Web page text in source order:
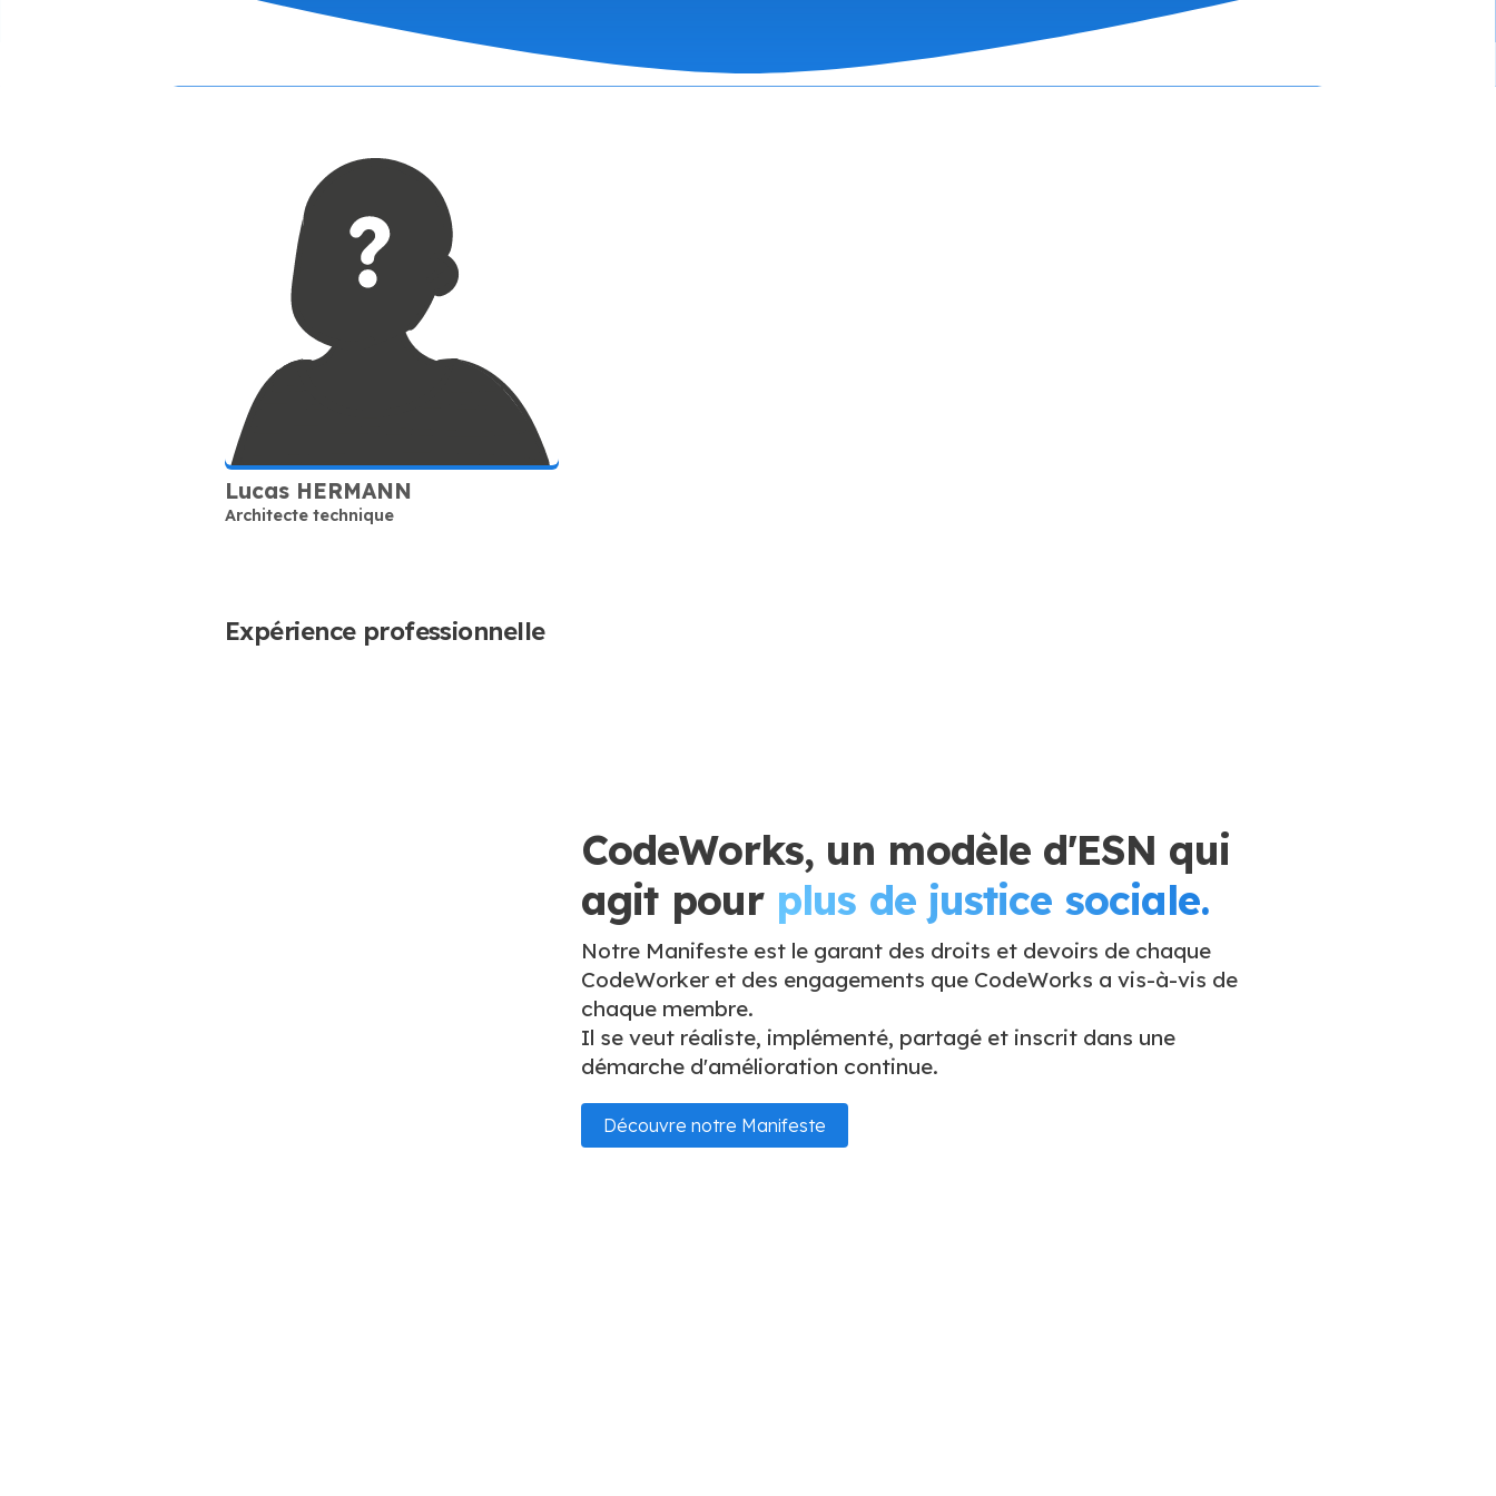
Lucas HERMANN
Architecte technique
Expérience professionnelle
CodeWorks, un modèle d'ESN qui
agit pour plus de justice sociale.
Notre Manifeste est le garant des droits et devoirs de chaque
CodeWorker et des engagements que CodeWorks a vis-à-vis de
chaque membre.
Il se veut réaliste, implémenté, partagé et inscrit dans une
démarche d'amélioration continue.
Découvre notre Manifeste